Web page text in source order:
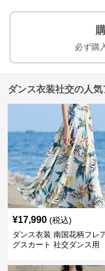
必ず購
ダンス衣装社交の人気
¥17,990 (税込)
ダンス衣装 南国花柄フレ
グスカート 社交ダンス用